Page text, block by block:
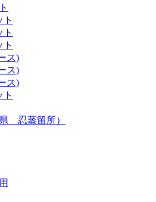
ト
ト
ト
ス)
ス)
ス)
ト
忍蒸留所）